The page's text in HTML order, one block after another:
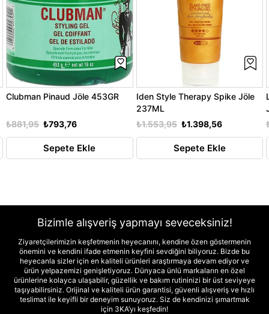
Clubman Pinaud Jöle 453GR
₺793,76
₺881,95
Sepete Ekle
Iden Style Therapy Spike Jöle
237ML
₺1.398,56
₺1.553,95
Sepete Ekle
Bizimle alışveriş yapmayı seveceksiniz!
Ziyaretçilerimizin keşfetmenin heyecanını, kendine özen göstermenin
önemini ve kendini ifade etmenin keyfini sevdiğini biliyoruz. Bizde bu
heyecanla sizler için en kaliteli ürünleri araştırmaya devam ediyor ve
ürün yelpazemizi genişletiyoruz. Dünyaca ünlü markaların en özel
ürünlerine kolayca ulaşabilir, güzellik ve bakım rutininizi bir üst seviyeye
taşıyabilirsiniz. Orijinal ve kaliteli ürün garantisi, güvenli alışveriş ve hızlı
teslimat ile keyifli bir deneyim sunuyoruz. Siz de kendinizi şımartmak
için 3KA’yı keşfedin!